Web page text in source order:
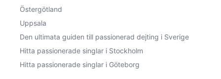
Östergötland
Uppsala
Den ultimata guiden till passionerad dejting i Sverige
Hitta passionerade singlar i Stockholm
Hitta passionerade singlar i Göteborg